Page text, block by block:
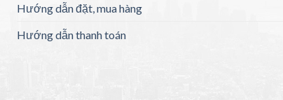
Hướng dẫn đặt, mua hàng
Hướng dẫn thanh toán